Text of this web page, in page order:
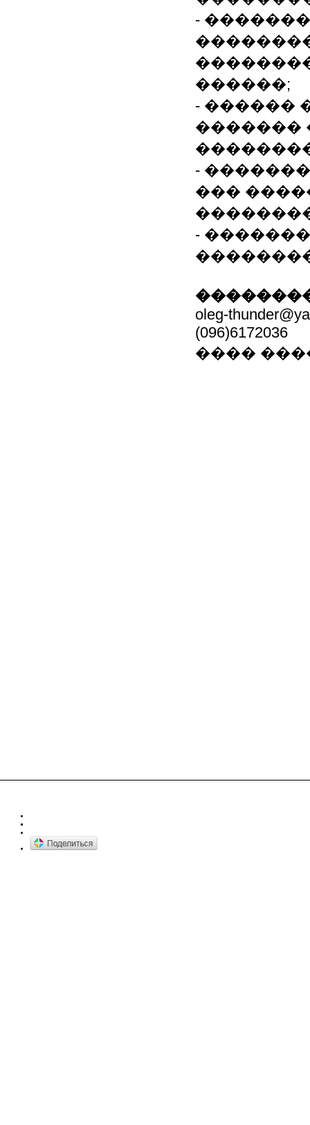
-
������;
- ������
�������
-
���
-
��������
oleg-
(096)6172036
����